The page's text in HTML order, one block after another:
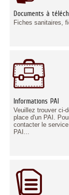
Documents à
Fiches sanitaires,
Informations PAI
Veuillez trouver ci-
place d'un PAI.
contacter le
PAI...